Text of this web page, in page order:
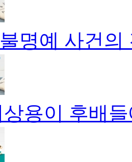
명예 사건의
용이 후배